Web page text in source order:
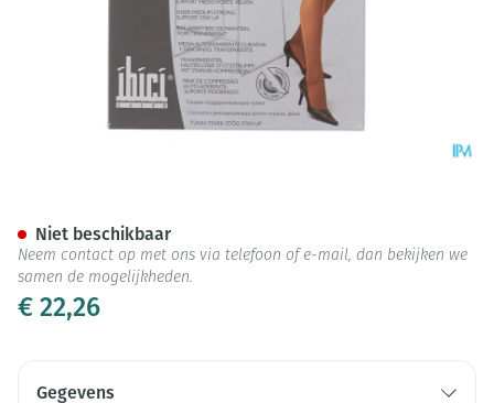
€ 22,26
Niet beschikbaar
Neem contact op met ons via telefoon of e-mail, dan bekijken we
samen de mogelijkheden.
Gegevens